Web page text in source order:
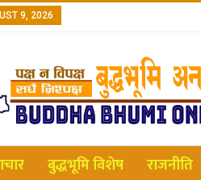
9, 2026
बुद्धभूमि विशेष राजनीति